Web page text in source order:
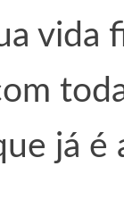
vida
já